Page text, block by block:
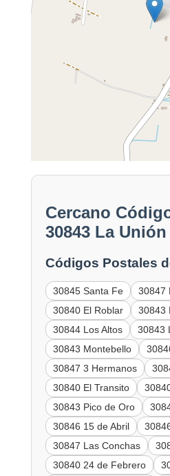
Cercano
30843 La Unión
Códigos Postales
30845 Santa Fe
30847
30840 El Roblar
30843
30844 Los Altos
30843
30843 Montebello
30847 3 Hermanos
30840 El Transito
30843 Pico de Oro
30846 15 de Abril
30847 Las Conchas
30840 24 de Febrero